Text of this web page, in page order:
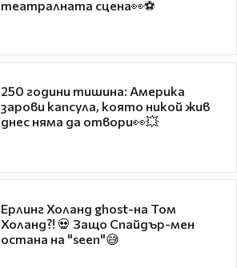
театралната сцена👀⚽
250 години тишина: Америка
зарови капсула, която никой жив
днес няма да отвори👀💥
Ерлинг Холанд ghost-на Том
Холанд?! 💀 Защо Спайдър-мен
остана на "seen"😅